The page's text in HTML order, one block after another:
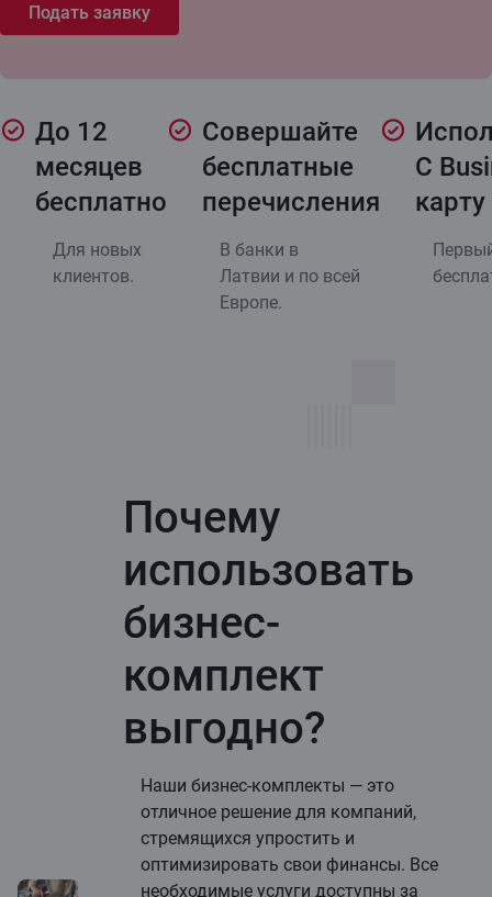
Подать заявку
До 12
месяцев
бесплатно
Для новых
клиентов.
Совершайте
бесплатные
перечисления
В банки в
Латвии и по всей
Европе.
C
карту
Почему
использовать
бизнес-
комплект
выгодно?
Наши бизнес-комплекты — это
отличное решение для компаний,
стремящихся упростить и
оптимизировать свои финансы. Все
необходимые услуги доступны за